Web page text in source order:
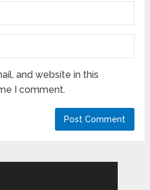
and website in this
I comment.